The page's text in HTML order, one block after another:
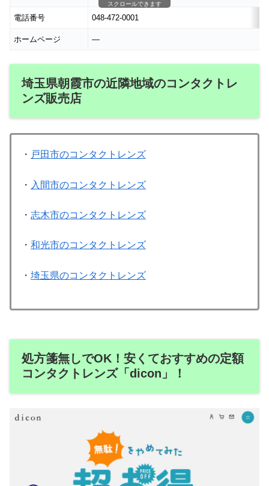
電話番号 048-472-0001
ホームページ ―
スクロールできます
埼玉県朝霞市の近隣地域のコンタクトレ
ンズ販売店
・ 戸田市のコンタクトレンズ
・ 入間市のコンタクトレンズ
・ 志木市のコンタクトレンズ
・ 和光市のコンタクトレンズ
・ 埼玉県のコンタクトレンズ
処方箋無しでOK！安くておすすめの定額
コンタクトレンズ「dicon」！